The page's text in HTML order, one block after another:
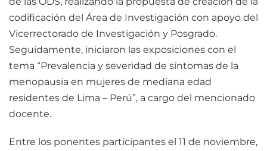
codificación del Área de Investigación con apoyo del
Vicerrectorado de Investigación y Posgrado.
Seguidamente, iniciaron las exposiciones con el
tema “Prevalencia y severidad de síntomas de la
menopausia en mujeres de mediana edad
residentes de Lima – Perú”, a cargo del mencionado
docente.
Entre los ponentes participantes el 11 de noviembre,